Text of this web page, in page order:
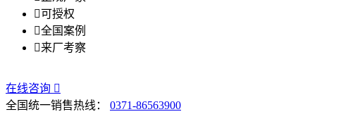
可授权
全国案例
来厂考察
在线咨询 
全国统一销售热线：
0371-86563900